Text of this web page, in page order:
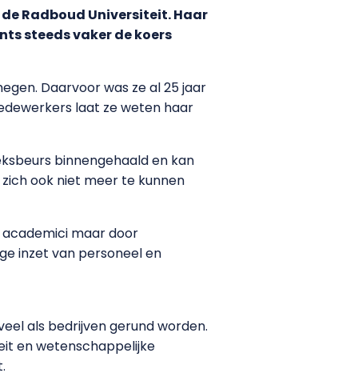
Radboud Universiteit. Haar
steeds vaker de koers
Daarvoor was ze al 25 jaar
laat ze weten haar
binnengehaald en kan
ook niet meer te kunnen
maar door
inzet van personeel en
als bedrijven gerund worden.
en wetenschappelijke